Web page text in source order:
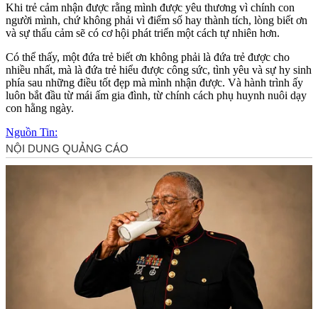
Khi trẻ cảm nhận được rằng mình được yêu thương vì chính con
người mình, chứ không phải vì điểm số hay thành tích, lòng biết ơn
và sự thấu cảm sẽ có cơ hội phát triển một cách tự nhiên hơn.
Có thể thấy, một đứa trẻ biết ơn không phải là đứa trẻ được cho
nhiều nhất, mà là đứa trẻ hiểu được công sức, tình yêu và sự hy sinh
phía sau những điều tốt đẹp mà mình nhận được. Và hành trình ấy
luôn bắt đầu từ mái ấm gia đình, từ chính cách phụ huynh nuôi dạy
con hằng ngày.
Nguồn Tin: